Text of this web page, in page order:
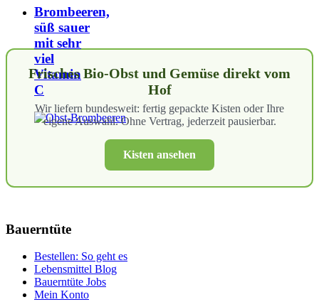
Brombeeren,
süß sauer
mit sehr
viel
Vitamin
C
Frisches Bio-Obst und Gemüse direkt vom
Hof
Wir liefern bundesweit: fertig gepackte Kisten oder Ihre
eigene Auswahl. Ohne Vertrag, jederzeit pausierbar.
Kisten ansehen
Bauerntüte
Bestellen: So geht es
Lebensmittel Blog
Bauerntüte Jobs
Mein Konto